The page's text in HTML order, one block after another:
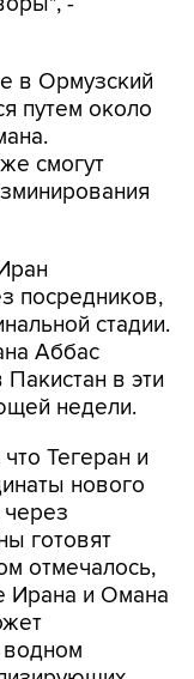
в Ормузский
путем около
смогут
посредников,
стадии.
Аббас
в эти
недели.
Тегеран и
нового
готовят
отмечалось,
Ирана и Омана
водном